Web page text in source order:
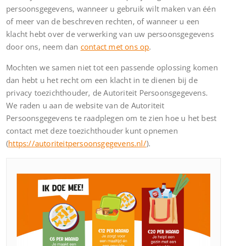
persoonsgegevens, wanneer u gebruik wilt maken van één
of meer van de beschreven rechten, of wanneer u een
klacht hebt over de verwerking van uw persoonsgegevens
door ons, neem dan contact met ons op.
Mochten we samen niet tot een passende oplossing komen
dan hebt u het recht om een klacht in te dienen bij de
privacy toezichthouder, de Autoriteit Persoonsgegevens.
We raden u aan de website van de Autoriteit
Persoonsgegevens te raadplegen om te zien hoe u het best
contact met deze toezichthouder kunt opnemen
(https://autoriteitpersoonsgegevens.nl/).